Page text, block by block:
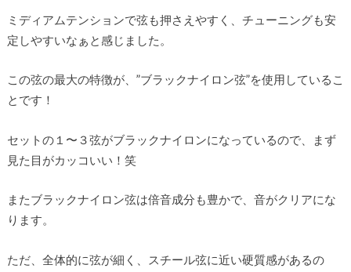
ミディアムテンションで弦も押さえやすく、チューニングも安
定しやすいなぁと感じました。
この弦の最大の特徴が、”ブラックナイロン弦”を使用しているこ
とです！
セットの１〜３弦がブラックナイロンになっているので、まず
見た目がカッコいい！笑
またブラックナイロン弦は倍音成分も豊かで、音がクリアにな
ります。
ただ、全体的に弦が細く、スチール弦に近い硬質感があるの